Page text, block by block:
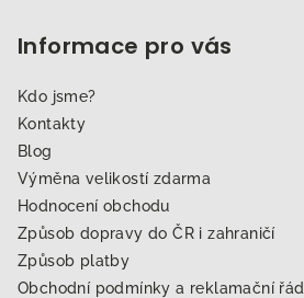
Informace pro vás
Kdo jsme?
Kontakty
Blog
Výměna velikostí zdarma
Hodnocení obchodu
Způsob dopravy do ČR i zahraničí
Způsob platby
Obchodní podmínky a reklamační řád